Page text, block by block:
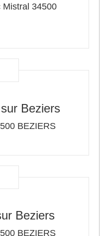
Mistral 34500
Beziers
BEZIERS
Beziers
BEZIERS